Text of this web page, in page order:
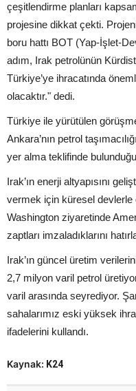
çeşitlendirme planları
projesine dikkat çekti.
boru hattı BOT (Yap-İşlet-
adım, Irak petrolünün
Türkiye’ye ihracatında
olacaktır." dedi.
Türkiye ile yürütülen
Ankara’nın petrol
yer alma teklifinde
Irak’ın enerji altyapısını
vermek için küresel devlerle
Washington ziyaretinde
zaptları imzaladıklarını
Irak’ın güncel üretim
2,7 milyon varil petrol
varil arasında seyrediyor.
sahalarımız eski yüksek
ifadelerini kullandı.
Kaynak: K24